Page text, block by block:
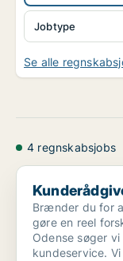
Jobtype
Se alle
4 regnskabsjobs
Kunderådgiver til
Brænder du for
gøre en reel
Odense søger
kundeservice.